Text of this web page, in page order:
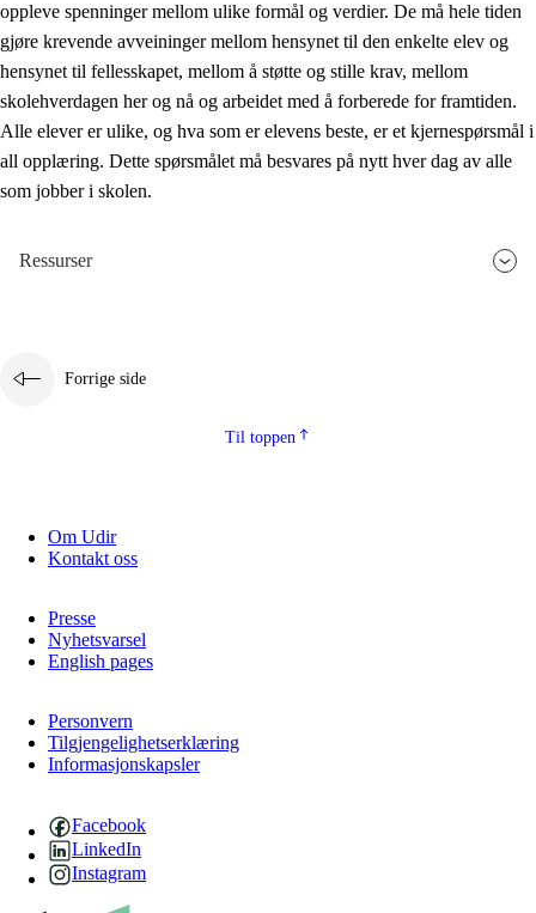
oppleve spenninger mellom ulike formål og verdier. De må hele tiden
gjøre krevende avveininger mellom hensynet til den enkelte elev og
hensynet til fellesskapet, mellom å støtte og stille krav, mellom
skolehverdagen her og nå og arbeidet med å forberede for framtiden.
Alle elever er ulike, og hva som er elevens beste, er et kjernespørsmål i
all opplæring. Dette spørsmålet må besvares på nytt hver dag av alle
som jobber i skolen.
Ressurser
Forrige side
Til toppen
Om Udir
Kontakt oss
Presse
Nyhetsvarsel
English pages
Personvern
Tilgjengelighetserklæring
Informasjonskapsler
Facebook
LinkedIn
Instagram